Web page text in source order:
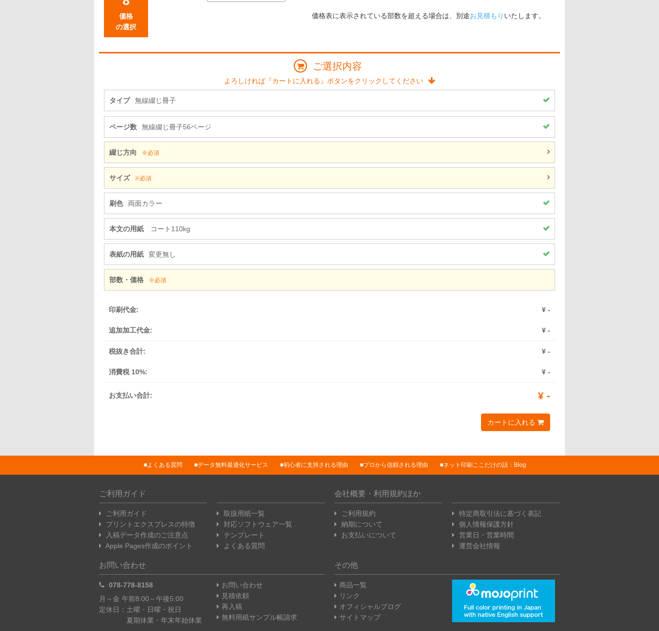
価格
の選択
価格表に表示されている部数を超える場合は、別途お見積もり いたします。
ご選択内容
よろしければ『カートに入れる』ボタンをクリックしてください
タイプ 無線綴じ冊子
ページ数 無線綴じ冊子56ページ
綴じ方向 ※必須
サイズ ※必須
刷色 両面カラー
本文の用紙 コート110kg
表紙の用紙 変更無し
部数・価格 ※必須
印刷代金: ¥ -
追加加工代金: ¥ -
税抜き合計: ¥ -
消費税 10%: ¥ -
お支払い合計: ¥ -
カートに入れる
よくある質問 データ無料最適化サービス 初心者に支持される理由 プロから信頼される理由 ネット印刷ここだけの話：Blog
ご利用ガイド
ご利用ガイド
プリントエクスプレスの特徴
入稿データ作成のご注意点
Apple Pages作成のポイント
取扱用紙一覧
対応ソフトウェア一覧
テンプレート
よくある質問
会社概要・利用規約ほか
ご利用規約
納期について
お支払いについて
特定商取引法に基づく表記
個人情報保護方針
営業日・営業時間
運営会社情報
お問い合わせ
078-778-8158
月～金 午前8:00～午後5:00
定休日：土曜・日曜・祝日
夏期休業・年末年始休業
お問い合わせ
見積依頼
再入稿
無料用紙サンプル帳請求
その他
商品一覧
リンク
オフィシャルブログ
サイトマップ